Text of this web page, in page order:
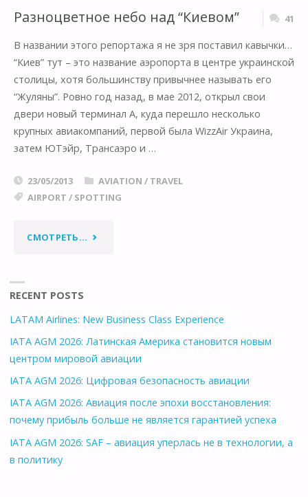
Разноцветное небо над “Киевом” 41
В названии этого репортажа я не зря поставил кавычки…
“Киев” тут – это название аэропорта в центре украинской
столицы, хотя большинству привычнее называть его
“Жуляны”. Ровно год назад, в мае 2012, открыл свои
двери новый терминал А, куда перешло несколько
крупных авиакомпаний, первой была WizzAir Украина,
затем ЮТэйр, Трансаэро и …
23/05/2013 AVIATION / TRAVEL
AIRPORT / SPOTTING
СМОТРЕТЬ... "РАЗНОЦВЕТНОЕ
“КИЕВОМ”"
RECENT POSTS
LATAM Airlines: New Business Class Experience
IATA AGM 2026: Латинская Америка становится новым
центром мировой авиации
IATA AGM 2026: Цифровая безопасность авиации
IATA AGM 2026: Авиация после эпохи восстановления:
почему прибыль больше не является гарантией успеха
IATA AGM 2026: SAF – авиация уперлась не в технологии, а
в политику